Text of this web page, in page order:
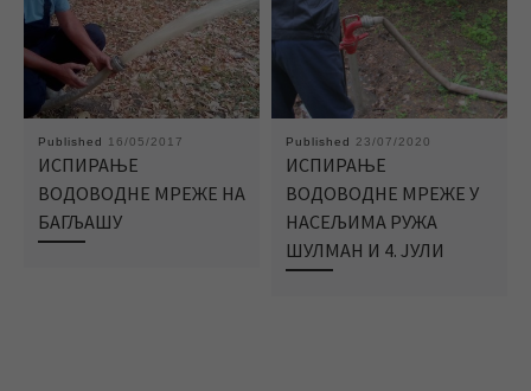
Published 16/05/2017
ИСПИРАЊЕ
ВОДОВОДНЕ МРЕЖЕ НА
БАГЉАШУ
Published 23/07/2020
ИСПИРАЊЕ
ВОДОВОДНЕ МРЕЖЕ У
НАСЕЉИМА РУЖА
ШУЛМАН И 4. ЈУЛИ